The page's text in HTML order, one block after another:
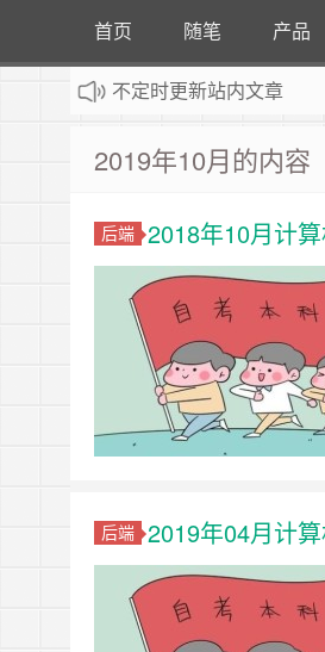
首页 随笔 产品
不定时更新站内文章
2019年10月的内容
后端 2018年10月计
后端 2019年04月计